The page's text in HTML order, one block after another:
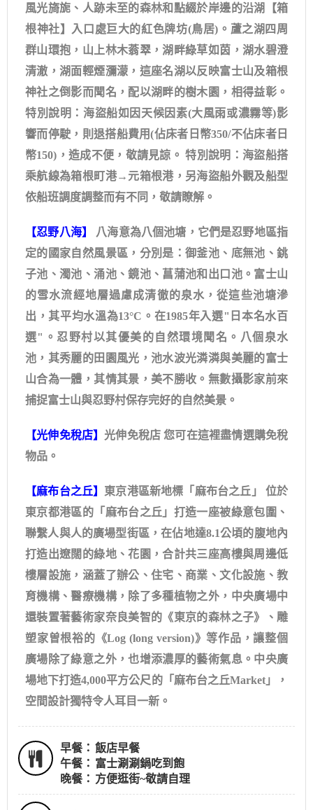
風光旖旎、人跡未至的森林和點綴於岸邊的沿湖【箱
根神社】入口處巨大的紅色牌坊(鳥居)。蘆之湖四周
群山環抱，山上林木蓊翠，湖畔綠草如茵，湖水碧澄
清澈，湖面輕煙瀰濛，這座名湖以反映富士山及箱根
神社之倒影而聞名，配以湖畔的樹木園，相得益彰。
特別說明：海盜船如因天候因素(大風雨或濃霧等)影
響而停駛，則退搭船費用(佔床者日幣350/不佔床者日
幣150)，造成不便，敬請見諒。 特別說明：海盜船搭
乘航線為箱根町港→元箱根港，另海盜船外觀及船型
依船班調度調整而有不同，敬請瞭解。
【忍野八海】
八海意為八個池塘，它們是忍野地區指
定的國家自然風景區，分別是：御釜池、底無池、銚
子池、濁池、涌池、鏡池、菖蒲池和出口池。富士山
的雪水流經地層過慮成清徹的泉水，從這些池塘滲
出，其平均水溫為13°C。在1985年入選"日本名水百
選"。忍野村以其優美的自然環境聞名。八個泉水
池，其秀麗的田園風光，池水波光潾潾與美麗的富士
山合為一體，其情其景，美不勝收。無數攝影家前來
捕捉富士山與忍野村保存完好的自然美景。
【光伸免稅店】 光伸免稅店 您可在這裡盡情選購免稅
物品。
【麻布台之丘】 東京港區新地標「麻布台之丘」 位於
東京都港區的「麻布台之丘」打造一座被綠意包圍、
聯繫人與人的廣場型街區，在佔地達8.1公頃的腹地內
打造出遼闊的綠地、花園，合計共三座高樓與周邊低
樓層設施，涵蓋了辦公、住宅、商業、文化設施、教
育機構、醫療機構，除了多種植物之外，中央廣場中
還裝置著藝術家奈良美智的《東京的森林之⼦》、雕
塑家曽根裕的《Log (long version)》等作品，讓整個
廣場除了綠意之外，也增添濃厚的藝術氣息。中央廣
場地下打造4,000平方公尺的「麻布台之丘Market」，
空間設計獨特令人耳目一新。
早餐： 飯店早餐
午餐： 富士涮涮鍋吃到飽
晚餐： 方便逛街~敬請自理